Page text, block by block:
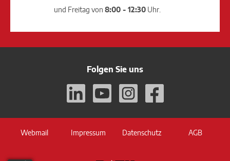
und Freitag von 8:00 - 12:30 Uhr.
Folgen Sie uns
Webmail Impressum Datenschutz AGB